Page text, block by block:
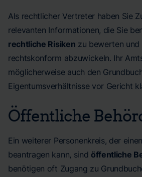
Als rechtlicher Vertreter haben Sie
relevanten Informationen, die Sie
rechtliche Risiken zu bewerten und
rechtskonform abzuwickeln. Ihr
möglicherweise auch den
Eigentumsverhältnisse vor Gericht
Öffentliche
Ein weiterer Personenkreis, der
beantragen kann, sind öffentliche
benötigen oft Zugang zu